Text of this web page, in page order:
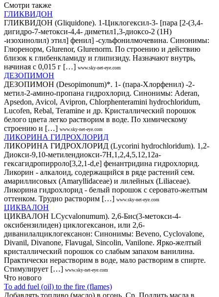
Смотри также
ГЛИКВИДОН
ГЛИКВИДОН (Gliquidone). 1-Циклогексил-3- [пара [2-(3,4-
дигидро-7-метокси-4,4- диметил1,3-диоксо-2 (1Н)
-изохинолил) этил] фенил] -сульфонилмочевина. Синонимы:
Глюренорм, Glurenor, Glurenorm. По строению и действию
близок к глибенкламиду и глипизиду. Назначают внутрь,
начиная с 0,015 г […] www.sky-net-eye.com
ДЕЗОПИМОН
ДЕЗОПИМОН (Dеsopimonum)*. 1- (пара-Хлорфенил) -2-
метил-2-амино-пропана гидрохлорид. Синонимы: Аderan,
Apsedon, Avicol, Аvipron, Chlorphenteramini hydrochloridum,
Lucofen, Rebal, Теraminе и др. Кристаллический порошок
белого цвета легко растворим в воде. По химическому
строению и […] www.sky-net-eye.com
ЛИКОРИНА ГИДРОХЛОРИД
ЛИКОРИНА ГИДРОХЛОРИД (Lусоrini hydroсhlоridum). 1,2-
Диокси-9,10-метилендиокси-7Н,1,2,4,5,12,12а-
гексагидропирроло[3,2,1-d,e] фенантридина гидрохлорид.
Ликорин - алкалоид, содержащийся в ряде растений сем.
амариллисовых (Аmаrуllidасеае) и лилейных (Liliасеaе).
Ликорина гидрохлорид - белый порошок с серовато-желтым
оттенком. Трудно растворим […] www.sky-net-eye.com
ЦИКВАЛОН
ЦИКВАЛОН LCycvalonumum). 2,6-Бис(3-метокси-4-
оксибензилиден) циклогексанон, или 2,6-
диванилалциклогексанон: Синонимы: Beveno, Cyclovalone,
Divanil, Divanone, Flavugal, Sincolin, Vanilone. Ярко-желтый
кристаллический порошок со слабым запахом ванилина.
Практически нерастворим в воде, мало растворим в спирте.
Стимулирует […] www.sky-net-eye.com
Что нового
То add fuel (oil) to the fire (flames)
Добавлять топливо (масло) в огонь. Ср. Подлить масла в